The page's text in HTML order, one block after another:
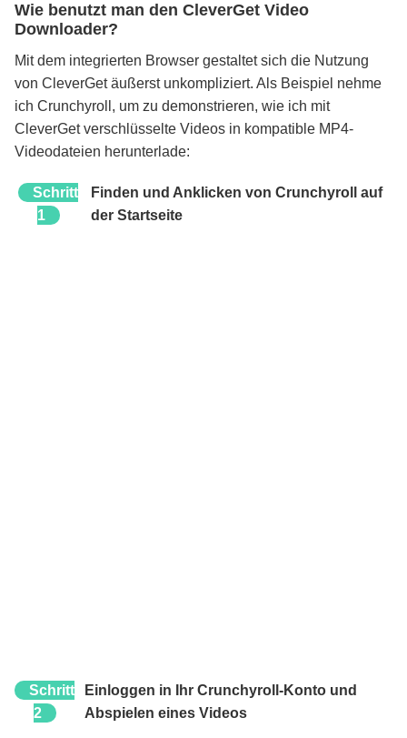
Wie benutzt man den CleverGet Video
Downloader?
Mit dem integrierten Browser gestaltet sich die Nutzung
von CleverGet äußerst unkompliziert. Als Beispiel nehme
ich Crunchyroll, um zu demonstrieren, wie ich mit
CleverGet verschlüsselte Videos in kompatible MP4-
Videodateien herunterlade:
Schritt
1
Finden und Anklicken von Crunchyroll auf
der Startseite
Schritt
2
Einloggen in Ihr Crunchyroll-Konto und
Abspielen eines Videos